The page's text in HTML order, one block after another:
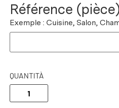
Référence
Exemple : Cuisine, Salon,
QUANTITÀ